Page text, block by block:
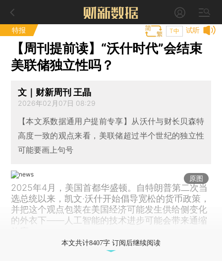
特报 试听
T中
【周刊提前读】“沃什时代”会结束
美联储独立性吗？
文｜财新周刊 王晶
2026年02月07日 08:29
【本文系数据通用户提前专享】从沃什与财长贝森特
高度一致的观点来看，美联储超过半个世纪的独立性
可能要画上句号
原图
2025年4月，美国首都华盛顿。自特朗普第二次当
选总统以来，凯文·沃什开始倡导宽松的货币政策，
并把这个观点包装在美国经济可能发生供给侧变化
的外衣下——人工智能的技术进步可能会带来通缩
本文共计8407字 订阅后继续阅读